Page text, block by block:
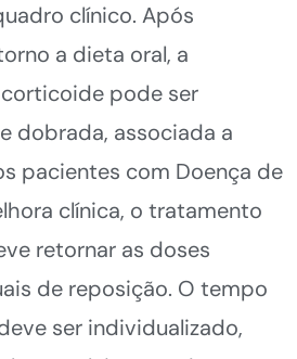
clínico. Após
a dieta oral, a
pode ser
dobrada, associada a
pacientes com Doença de
clínica, o tratamento
retornar as doses
de reposição. O tempo
ser individualizado,